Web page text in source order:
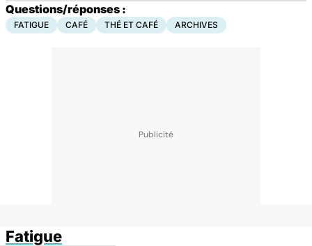
Questions/réponses :
FATIGUE CAFÉ THÉ ET CAFÉ ARCHIVES
Fatigue